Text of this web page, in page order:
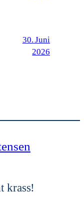
30. Juni
2026
krass!